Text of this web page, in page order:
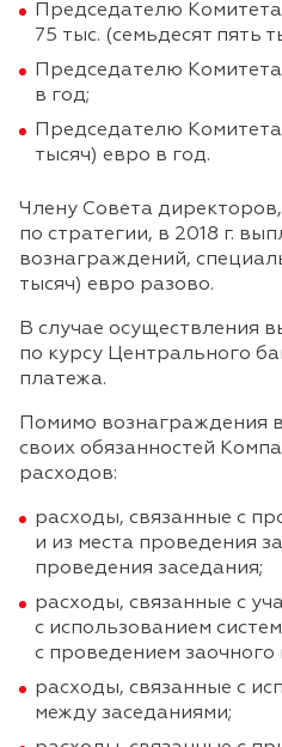
Председателю
75 тыс. (семьдесят пять
Председателю Комитета
в год;
Председателю
тысяч) евро в год.
Члену Совета
по стратегии, в 2018 г.
вознаграждений,
тысяч) евро разово.
В случае осуществления
по курсу Центрального
платежа.
Помимо вознаграждения
своих обязанностей
расходов:
расходы, связанные с
и из места проведения
проведения заседания;
расходы, связанные с
с использованием
с проведением заочного
расходы, связанные с
между заседаниями;